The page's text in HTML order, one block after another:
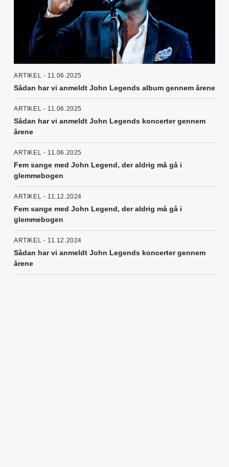
ARTIKEL - 11.06.2025
Sådan har vi anmeldt John Legends album gennem årene
ARTIKEL - 11.06.2025
Sådan har vi anmeldt John Legends koncerter gennem
årene
ARTIKEL - 11.06.2025
Fem sange med John Legend, der aldrig må gå i
glemmebogen
ARTIKEL - 11.12.2024
Fem sange med John Legend, der aldrig må gå i
glemmebogen
ARTIKEL - 11.12.2024
Sådan har vi anmeldt John Legends koncerter gennem
årene